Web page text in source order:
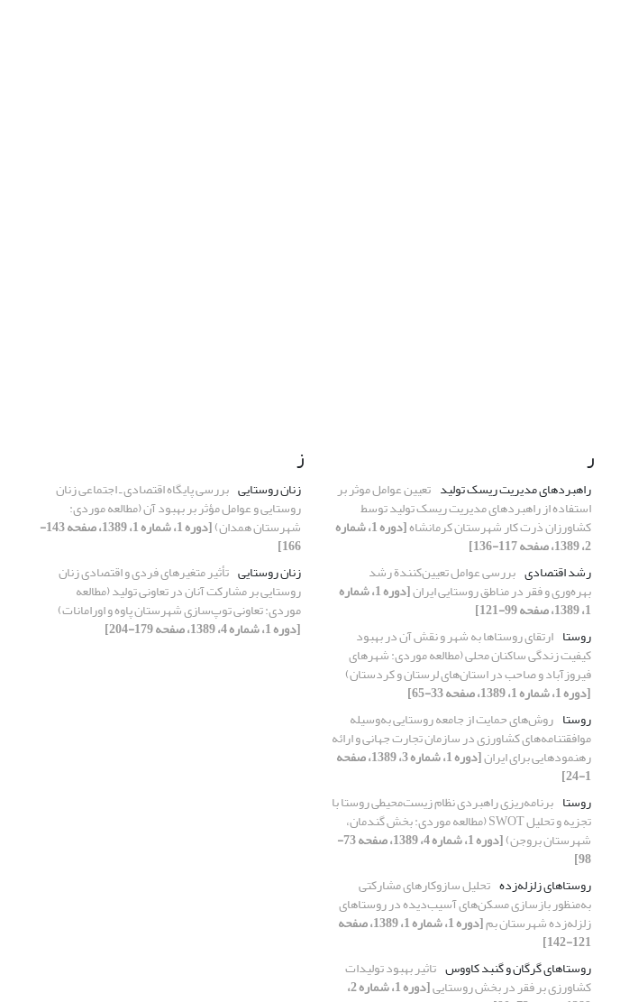
ر
راهبردهای مدیریت ریسک تولید تعیین عوامل موثر بر
استفاده از راهبردهای مدیریت ریسک تولید توسط
کشاورزان ذرت کار شهرستان کرمانشاه [دوره 1، شماره
2، 1389، صفحه 117-136]
رشد اقتصادی بررسی عوامل تعیین‌کنندة رشد
بهره‌وری و فقر در مناطق روستایی ایران [دوره 1، شماره
1، 1389، صفحه 99-121]
روستا ارتقای روستاها به شهر و نقش آن در بهبود
کیفیت زندگی ساکنان محلی (مطالعه موردی: شهرهای
فیروزآباد و صاحب در استان‌های لرستان و کردستان)
[دوره 1، شماره 1، 1389، صفحه 33-65]
روستا روش‌های حمایت از جامعه روستایی به‌وسیله
موافقتنامه‌های کشاورزی در سازمان تجارت جهانی و ارائه
رهنمودهایی برای ایران [دوره 1، شماره 3، 1389، صفحه
1-24]
روستا برنامه‌ریزی راهبردی نظام زیست‌محیطی روستا با
تجزیه و تحلیل SWOT (مطالعه موردی: بخش گندمان،
شهرستان بروجن) [دوره 1، شماره 4، 1389، صفحه 73-
98]
روستاهای زلزله‌زده تحلیل سازوکارهای مشارکتی
به‌منظور بازسازی مسکن‌های آسیب‌دیده در روستاهای
زلزله‌زده شهرستان بم [دوره 1، شماره 1، 1389، صفحه
121-142]
روستاهای گرگان و گنبد کاووس تاثیر بهبود تولیدات
کشاورزی بر فقر در بخش روستایی [دوره 1، شماره 2،
ز
زنان روستایی بررسی پایگاه اقتصادی ـ اجتماعی زنان
روستایی و عوامل مؤثر بر بهبود آن (مطالعه موردی:
شهرستان همدان) [دوره 1، شماره 1، 1389، صفحه 143-
166]
زنان روستایی تأثیر متغیرهای فردی و اقتصادی زنان
روستایی بر مشارکت آنان در تعاونی تولید (مطالعه
موردی: تعاونی توپ‌سازی شهرستان پاوه و اورامانات)
[دوره 1، شماره 4، 1389، صفحه 179-204]